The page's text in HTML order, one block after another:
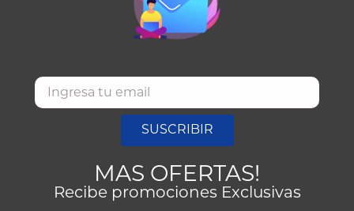
SUSCRIBIR
MAS OFERTAS!
Recibe promociones Exclusivas